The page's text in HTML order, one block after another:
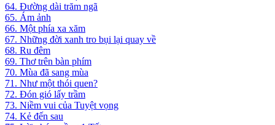
64. Đường dài trăm ngã
65. Ám ảnh
66. Một phía xa xăm
67. Những đời xanh tro bụi lại quay về
68. Ru đêm
69. Thơ trên bàn phím
70. Mùa đã sang mùa
71. Như một thói quen?
72. Đón gió lấy trầm
73. Niềm vui của Tuyệt vọng
74. Kẻ đến sau